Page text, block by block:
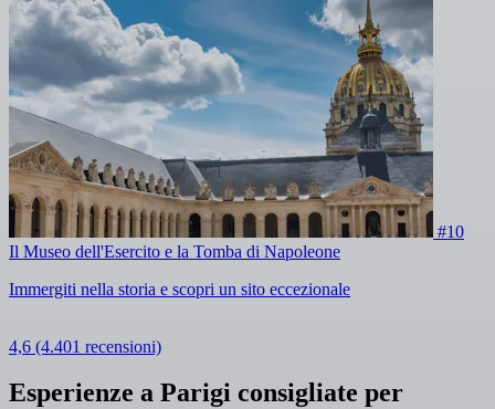
#10
Il Museo dell'Esercito e la Tomba di Napoleone
Immergiti nella storia e scopri un sito eccezionale
4,6 (4.401 recensioni)
Esperienze a Parigi consigliate per